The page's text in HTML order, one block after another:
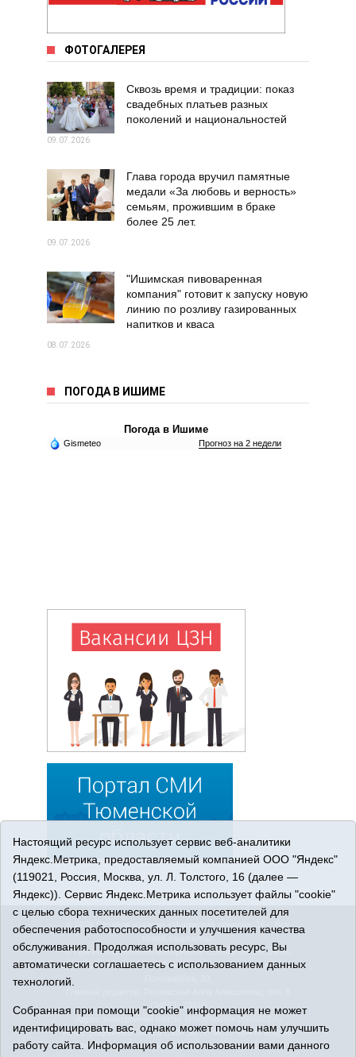
ФОТОГАЛЕРЕЯ
Сквозь время и традиции: показ
свадебных платьев разных
поколений и национальностей
09.07.2026
Глава города вручил памятные
медали «За любовь и верность»
семьям, прожившим в браке
более 25 лет.
09.07.2026
"Ишимская пивоваренная
компания" готовит к запуску новую
линию по розливу газированных
напитков и кваса
08.07.2026
ПОГОДА В ИШИМЕ
Погода в Ишиме
Gismeteo Прогноз на 2 недели
© 2026 Сетевое издание «Ишимская правда». 16+. Все
права защищены.
© При использовании материалов ссылка обязательна.
Адрес редакции: 627750 Тюменская область, г. Ишим, ул.
(34551) 23814
Адрес электронной почты:
IshimPravda-1@obl72.ru
Регистрационный номер СМИ Эл № ФС77-69445 выдано
Федеральной службой по надзору в сфере связи,
Настоящий ресурс использует сервис веб-аналитики
Яндекс.Метрика, предоставляемый компанией ООО "Яндекс"
(119021, Россия, Москва, ул. Л. Толстого, 16 (далее —
Яндекс)). Сервис Яндекс.Метрика использует файлы "cookie"
с целью сбора технических данных посетителей для
обеспечения работоспособности и улучшения качества
обслуживания. Продолжая использовать ресурс, Вы
автоматически соглашаетесь с использованием данных
технологий.
Собранная при помощи "cookie" информация не может
идентифицировать вас, однако может помочь нам улучшить
работу сайта. Информация об использовании вами данного